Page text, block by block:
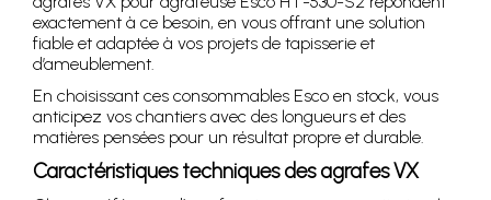
exactement à ce besoin, en vous offrant une solution
fiable et adaptée à vos projets de tapisserie et
d’ameublement.
En choisissant ces consommables Esco en stock, vous
anticipez vos chantiers avec des longueurs et des
matières pensées pour un résultat propre et durable.
Caractéristiques techniques des agrafes VX